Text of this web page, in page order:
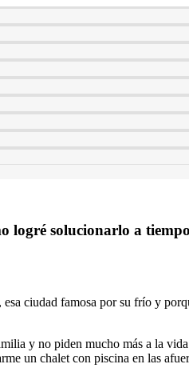
logré solucionarlo a tiempo
ciudad famosa por su frío y
y no piden mucho más a la
un chalet con piscina en las